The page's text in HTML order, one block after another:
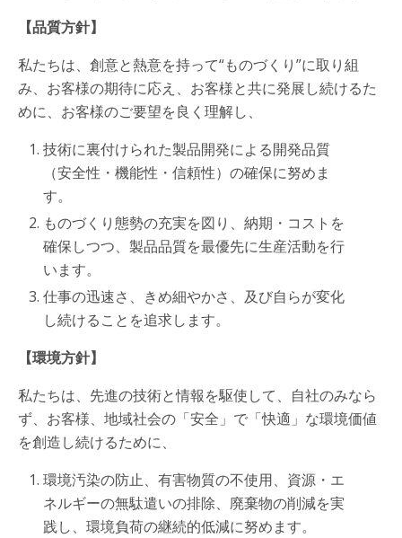
【品質方針】
私たちは、創意と熱意を持って“ものづくり”に取り組
み、お客様の期待に応え、お客様と共に発展し続けるた
めに、お客様のご要望を良く理解し、
技術に裏付けられた製品開発による開発品質
（安全性・機能性・信頼性）の確保に努めま
す。
ものづくり態勢の充実を図り、納期・コストを
確保しつつ、製品品質を最優先に生産活動を行
います。
仕事の迅速さ、きめ細やかさ、及び自らが変化
し続けることを追求します。
【環境方針】
私たちは、先進の技術と情報を駆使して、自社のみなら
ず、お客様、地域社会の「安全」で「快適」な環境価値
を創造し続けるために、
環境汚染の防止、有害物質の不使用、資源・エ
ネルギーの無駄遣いの排除、廃棄物の削減を実
践し、環境負荷の継続的低減に努めます。